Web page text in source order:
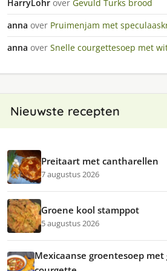
HarryLohr over Gevuld Turks brood
anna over Pruimenjam met
anna over Snelle courgettesoep met
Nieuwste recepten
Preitaart met cantharellen
7 augustus 2026
Groene kool stamppot
5 augustus 2026
Mexicaanse groentesoep